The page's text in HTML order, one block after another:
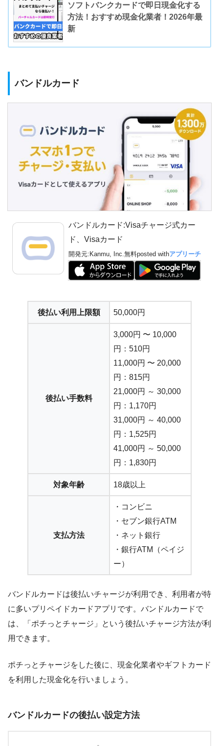
ソフトバンクカードで即日現金化する
方法！おすすめ現金化業者！2026年最
新
バンドルカード
バンドルカード:Visaチャージ式カー
ド、Visaカード
開発元: Kanmu, Inc.無料posted withアプリーチ
後払い利用上限額 50,000円
後払い手数料
3,000円 〜 10,000
円：510円
11,000円 〜 20,000
円：815円
21,000円 ～ 30,000
円：1,170円
31,000円 ～ 40,000
円：1,525円
41,000円 ～ 50,000
円：1,830円
対象年齢 18歳以上
支払方法
・コンビニ
・セブン銀行ATM
・ネット銀行
・銀行ATM（ペイジ
ー）
バンドルカードは後払いチャージが利用でき、利用者が特
に多いプリペイドカードアプリです。バンドルカードで
は、「ポチっとチャージ」という後払いチャージ方法が利
用できます。
ポチっとチャージをした後に、現金化業者やギフトカード
を利用した現金化を行いましょう。
バンドルカードの後払い設定方法